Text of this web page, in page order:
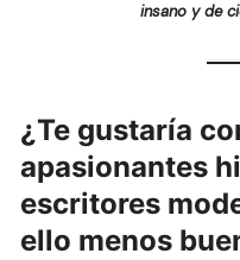
insano y de
¿Te gustaría
apasionantes
escritores
ello menos